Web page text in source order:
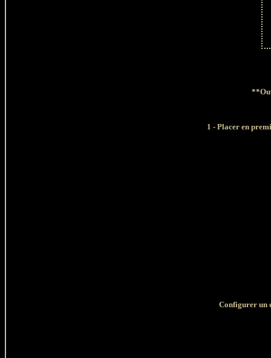
1 - Placer en
Configurer un